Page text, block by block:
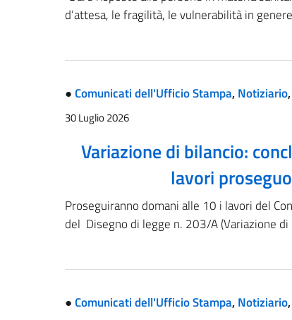
d’attesa, le fragilità, le vulnerabilità in
●Comunicati dell'Ufficio Stampa,Notiziario,
30 Luglio 2026
Variazione di bilancio:
lavori
Proseguiranno domani alle 10 i lavori del
del Disegno di legge n. 203/A (Variazione
●Comunicati dell'Ufficio Stampa,Notiziario,